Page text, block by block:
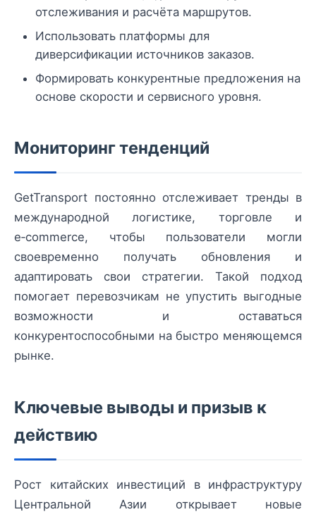
отслеживания и расчёта маршрутов.
Использовать платформы для
диверсификации источников заказов.
Формировать конкурентные предложения на
основе скорости и сервисного уровня.
Мониторинг тенденций
GetTransport постоянно отслеживает тренды в
международной логистике, торговле и
e‑commerce, чтобы пользователи могли
своевременно получать обновления и
адаптировать свои стратегии. Такой подход
помогает перевозчикам не упустить выгодные
возможности и оставаться
конкурентоспособными на быстро меняющемся
рынке.
Ключевые выводы и призыв к
действию
Рост китайских инвестиций в инфраструктуру
Центральной Азии открывает новые